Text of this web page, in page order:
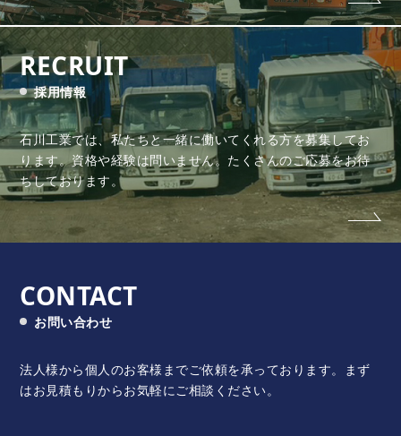
RECRUIT
採用情報
石川工業では、私たちと一緒に働いてくれる方を募集してお
ります。資格や経験は問いません。たくさんのご応募をお待
ちしております。
CONTACT
お問い合わせ
法人様から個人のお客様までご依頼を承っております。
まず
はお見積もりからお気軽にご相談ください。